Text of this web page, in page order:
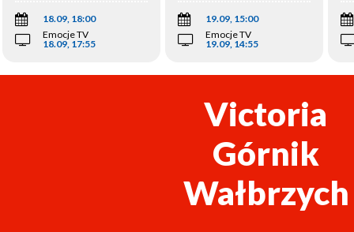
18.09, 18:00
Emocje TV
18.09, 17:55
19.09, 15:00
Emocje TV
19.09, 14:55
Victoria
Górnik
Wałbrzych